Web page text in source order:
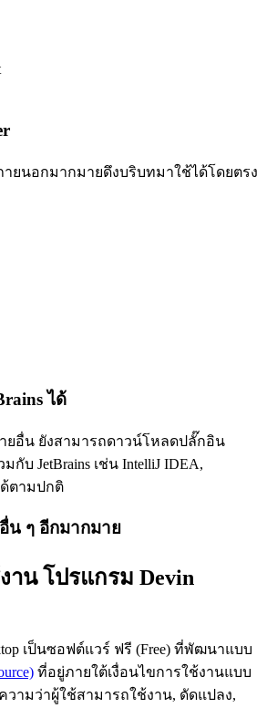
ยนอกมากมายดึงบริบทมาใช้ได้โดยตรง
ได้
ยอื่น ยังสามารถดาวน์โหลดปลั๊กอิน
กับ JetBrains เช่น IntelliJ IDEA,
ด้ตามปกติ
น ๆ อีกมากมาย
าน โปรแกรม Devin
เป็นซอฟต์แวร์ ฟรี (Free) ที่พัฒนาแบบ
ที่อยู่ภายใต้เงื่อนไขการใช้งานแบบ
วามว่าผู้ใช้สามารถใช้งาน, ดัดแปลง,